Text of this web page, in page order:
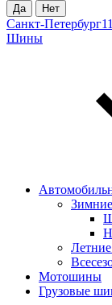
Да Нет
Санкт-Петербург
Шины
Мотошины
Грузовые